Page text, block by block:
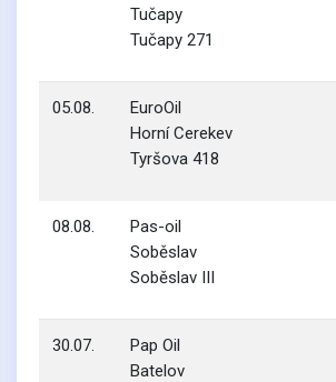
Tučapy
Tučapy 271
05.08.
EuroOil
Horní Cerekev
Tyršova 418
08.08.
Pas-oil
Soběslav
Soběslav III
30.07.
Pap Oil
Batelov